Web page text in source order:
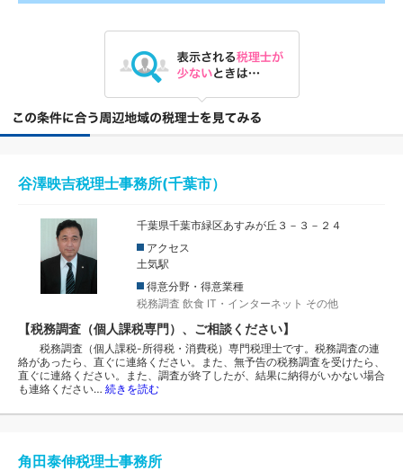
谷澤映吉税理士事務所(千葉市）
千葉県千葉市緑区あすみが丘３－３－２４
アクセス
土気駅
得意分野・得意業種
税務調査 飲食 IT・インターネット その他
【税務調査（個人課税専門）、ご相談ください】
税務調査（個人課税-所得税・消費税）専門税理士です。税務調査の連
絡があったら、直ぐに連絡ください。また、無予告の税務調査を受けたら、
直ぐに連絡ください。また、調査が終了したが、結果に納得がいかない場合
も連絡ください… 続きを読む
角田泰伸税理士事務所